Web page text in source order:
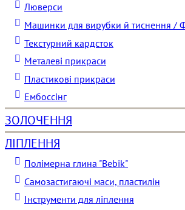
Люверси
Машинки для вирубки й тиснення /
Текстурний кардсток
Металеві прикраси
Пластикові прикраси
Ембоссінг
ЗОЛОЧЕННЯ
ЛІПЛЕННЯ
Полімерна глина "Bebik"
Самозастигаючі маси, пластилін
Інструменти для ліплення